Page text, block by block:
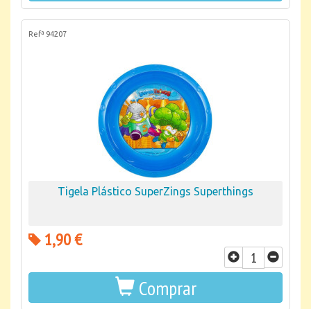
Refª 94207
Tigela Plástico SuperZings Superthings
1,90 €
Comprar